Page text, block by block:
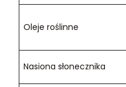
Oleje roślinne
Nasiona słonecznika